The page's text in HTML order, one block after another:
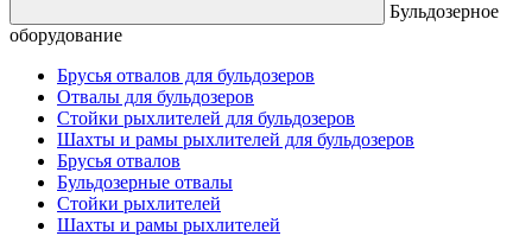
Бульдозерное
оборудование
Брусья отвалов для бульдозеров
Отвалы для бульдозеров
Стойки рыхлителей для бульдозеров
Шахты и рамы рыхлителей для бульдозеров
Брусья отвалов
Бульдозерные отвалы
Стойки рыхлителей
Шахты и рамы рыхлителей